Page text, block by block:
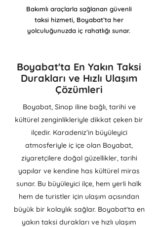
Bakımlı araçlarla sağlanan güvenli
taksi hizmeti, Boyabat’ta her
yolculuğunuzda iç rahatlığı sunar.
Boyabat'ta En Yakın Taksi
Durakları ve Hızlı Ulaşım
Çözümleri
Boyabat, Sinop iline bağlı, tarihi ve
kültürel zenginlikleriyle dikkat çeken bir
ilçedir. Karadeniz’in büyüleyici
atmosferiyle iç içe olan Boyabat,
ziyaretçilere doğal güzellikler, tarihi
yapılar ve kendine has kültürel miras
sunar. Bu büyüleyici ilçe, hem yerli halk
hem de turistler için ulaşım açısından
büyük bir kolaylık sağlar. Boyabat'ta en
yakın taksi durakları ve hızlı ulaşım